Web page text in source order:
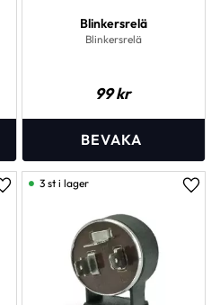
Blinkersrelä
Blinkersrelä
99kr
Lägg till i favoriter
3 st i lager